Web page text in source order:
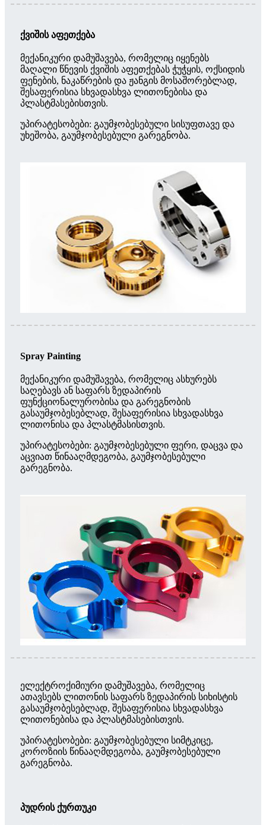
ქვიშის აფეთქება
მექანიკური დამუშავება, რომელიც იყენებს
მაღალი წნევის ქვიშის აფეთქებას ჭუჭყის, ოქსიდის
ფენების, ნაკაწრების და ჟანგის მოსაშორებლად,
შესაფერისია სხვადასხვა ლითონებისა და
პლასტმასებისთვის.
უპირატესობები: გაუმჯობესებული სისუფთავე და
უხეშობა, გაუმჯობესებული გარეგნობა.
Spray Painting
მექანიკური დამუშავება, რომელიც ასხურებს
საღებავს ან საფარს ზედაპირის
ფუნქციონალურობისა და გარეგნობის
გასაუმჯობესებლად, შესაფერისია სხვადასხვა
ლითონისა და პლასტმასისთვის.
უპირატესობები: გაუმჯობესებული ფერი, დაცვა და
აცვიათ წინააღმდეგობა, გაუმჯობესებული
გარეგნობა.
ელექტროქიმიური დამუშავება, რომელიც
ათავსებს ლითონის საფარს ზედაპირის სიხისტის
გასაუმჯობესებლად, შესაფერისია სხვადასხვა
ლითონებისა და პლასტმასებისთვის.
უპირატესობები: გაუმჯობესებული სიმტკიცე,
კოროზიის წინააღმდეგობა, გაუმჯობესებული
გარეგნობა.
პუდრის ქურთუკი